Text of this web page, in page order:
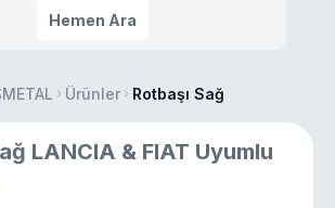
Hemen Ara
Ürünler Rotbaşı Sağ
LANCIA & FIAT Uyumlu